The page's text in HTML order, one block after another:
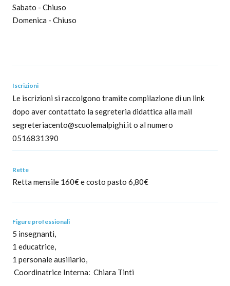
Sabato - Chiuso
Domenica - Chiuso
Iscrizioni
Le iscrizioni si raccolgono tramite compilazione di un link
dopo aver contattato la segreteria didattica alla mail
segreteriacento@scuolemalpighi.it o al numero
0516831390
Rette
Retta mensile 160€ e costo pasto 6,80€
Figure professionali
5 insegnanti,
1 educatrice,
1 personale ausiliario,
Coordinatrice Interna: Chiara Tinti